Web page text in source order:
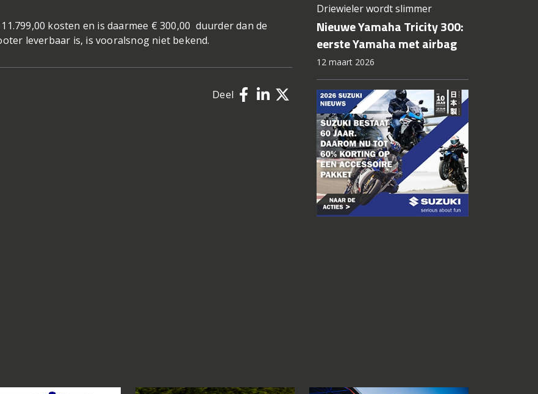
kosten en is daarmee € 300,00 duurder dan de
leverbaar is, is vooralsnog niet bekend.
Deel
Driewieler wordt slimmer
Nieuwe Yamaha Tricity 300:
eerste Yamaha met airbag
12 maart 2026